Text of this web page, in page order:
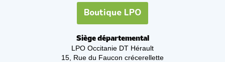
Boutique LPO
Siège départemental
LPO Occitanie DT Hérault
15, Rue du Faucon crécerellette